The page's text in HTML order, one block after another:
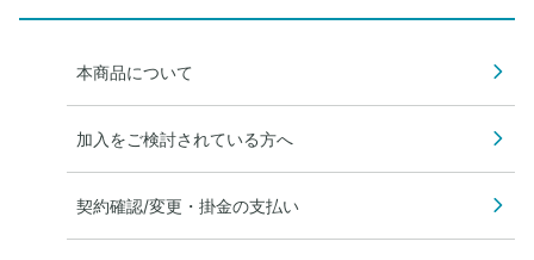
本商品について
加入をご検討されている方へ
契約確認/変更・掛金の支払い